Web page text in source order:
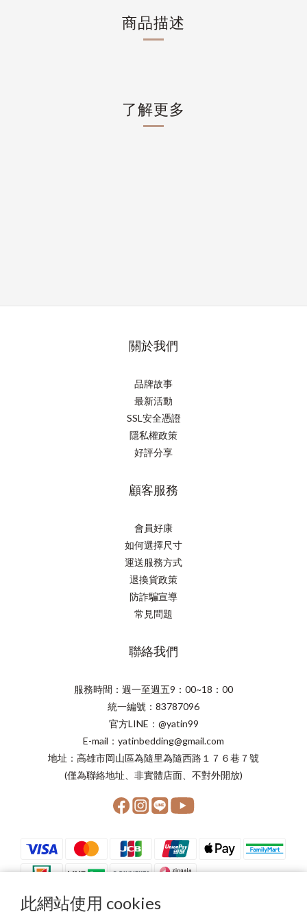
此網站使用 cookies
商品描述
了解更多
關於我們
品牌故事
最新活動
SSL安全憑證
隱私權政策
好評分享
顧客服務
會員好康
如何選擇尺寸
運送服務方式
退換貨政策
防詐騙宣導
常見問題
聯絡我們
服務時間：週一至週五9：00~18：00
統一編號：83787096
官方LINE：@yatin99
E-mail：yatinbedding@gmail.com
地址：高雄市岡山區為隨里為隨西路１７６巷７號
(僅為聯絡地址、非實體店面、不對外開放)